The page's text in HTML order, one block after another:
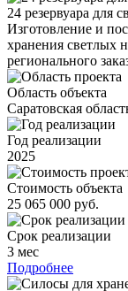
24 резервуара для
Изготовление и
хранения светлых
регионального
Область объекта
Саратовская
Год реализации
2025
Стоимость объекта
25 065 000 руб.
Срок реализации
3 мес
Подробнее